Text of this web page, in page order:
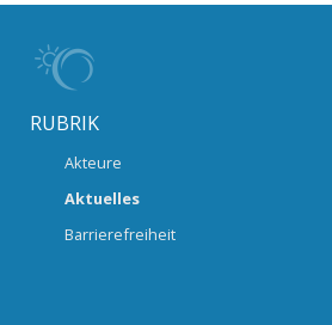
RUBRIK
Akteure
Aktuelles
Barrierefreiheit